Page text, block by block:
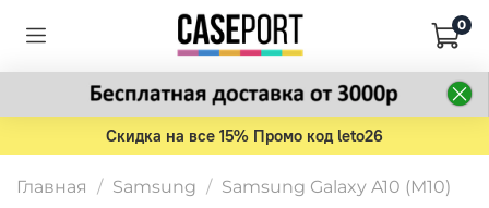
0
Скидка на все 15% Промо код leto26
Главная Samsung Samsung Galaxy A10 (M10)